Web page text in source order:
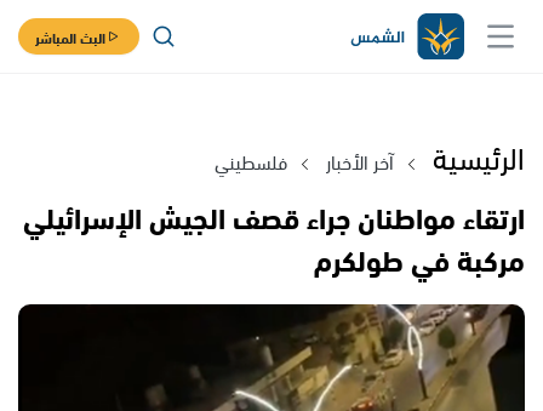
البث المباشر
الرئيسية آخر الأخبار فلسطيني
ارتقاء مواطنان جراء قصف الجيش الإسرائيلي
مركبة في طولكرم